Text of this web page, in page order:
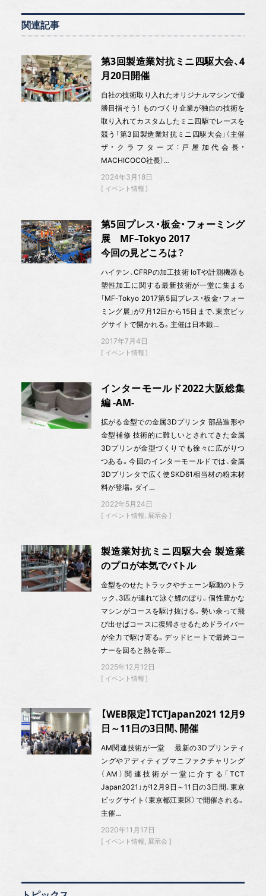
関連記事
第3回製造業対抗ミニ四駆大会、4
月20日開催
自社の技術取り入れたオリジナルマシンで優
勝目指そう！ ものづくり企業が独自の技術を
取り入れてカスタムしたミニ四駆でレースを
競う「第3回製造業対抗ミニ四駆大会」（主催
ザ・クラフターズ：戸屋加代会長・
MACHICOCO社長）…
2024年3月18日
イベント情報
第5回プレス・板金・フォーミング
展 MF–Tokyo 2017
今回の見どころは？
ハイテン、CFRPの加工技術 IoTや計測機器も
塑性加工に関する最新技術が一堂に集まる
「MF-Tokyo 2017第5回プレス・板金・フォー
ミング展」が7月12日から15日まで、東京ビッ
グサイトで開かれる。主催は日本鍛…
2017年7月4日
イベント情報
インターモールド2022大阪総集
編 -AM-
拡がる金型での金属3Dプリンタ 部品造形や
金型補修 技術的に難しいとされてきた金属
3Dプリンが金型づくりでも徐々に広がりつ
つある。今回のインターモールドでは、金属
3Dプリンタで広く使SKD61相当材の粉末材
料が登場。ダイ…
2022年5月24日
イベント情報 展示会
製造業対抗ミニ四駆大会 製造業
のプロが本気でバトル
金型をのせたトラックやチェーン駆動のトラ
ック、3匹が連れて泳ぐ鯉のぼり。個性豊かな
マシンがコースを駆け抜ける。勢い余って飛
び出せばコースに復帰させるためドライバー
が全力で駆け寄る。デッドヒートで最終コー
ナーを回ると熱を帯…
2025年12月12日
イベント情報
【WEB限定】TCTJapan2021 12月9
日～11日の3日間、開催
AM関連技術が一堂 最新の3Dプリンティ
ングやアディティブマニファクチャリング
（AM）関連技術が一堂に介する「TCT
Japan2021」が12月9日～11日の3日間、東京
ビッグサイト（東京都江東区）で開催される。
主催…
2020年11月17日
イベント情報 展示会